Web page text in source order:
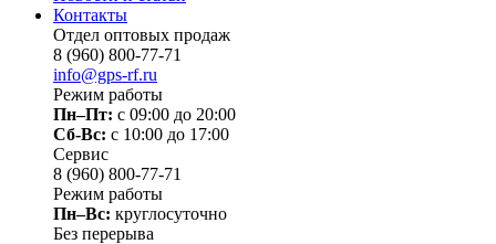
Контакты
Отдел оптовых продаж
8 (960) 800-77-71
info@gps-rf.ru
Режим работы
Пн–Пт: с 09:00 до 20:00
Сб-Вс: c 10:00 до 17:00
Сервис
8 (960) 800-77-71
Режим работы
Пн–Вс: круглосуточно
Без перерыва